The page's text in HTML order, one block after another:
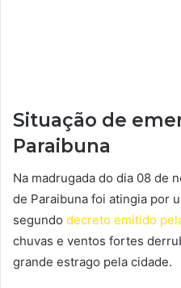
Situação de
Paraibuna
Na madrugada do dia 08 de
de Paraibuna foi atingia por
segundo decreto emitido
chuvas e ventos fortes
grande estrago pela cidade.